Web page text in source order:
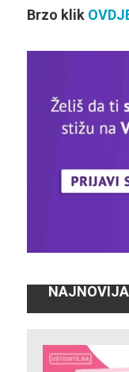
Brzo klik